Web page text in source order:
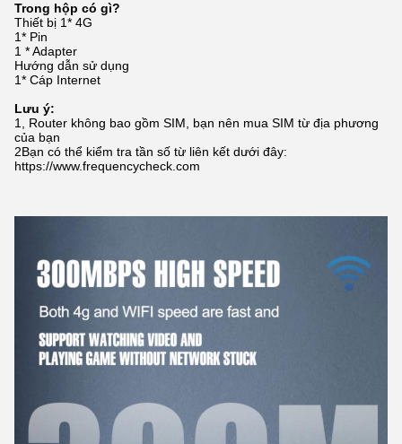
Trong hộp có gì?
Thiết bị 1* 4G
1* Pin
1 * Adapter
Hướng dẫn sử dụng
1* Cáp Internet
Lưu ý:
1, Router không bao gồm SIM, bạn nên mua SIM từ địa phương
của bạn
2Bạn có thể kiểm tra tần số từ liên kết dưới đây:
https://www.frequencycheck.com